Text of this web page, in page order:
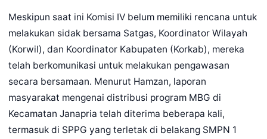
Meskipun saat ini Komisi IV belum memiliki rencana untuk
melakukan sidak bersama Satgas, Koordinator Wilayah
(Korwil), dan Koordinator Kabupaten (Korkab), mereka
telah berkomunikasi untuk melakukan pengawasan
secara bersamaan. Menurut Hamzan, laporan
masyarakat mengenai distribusi program MBG di
Kecamatan Janapria telah diterima beberapa kali,
termasuk di SPPG yang terletak di belakang SMPN 1